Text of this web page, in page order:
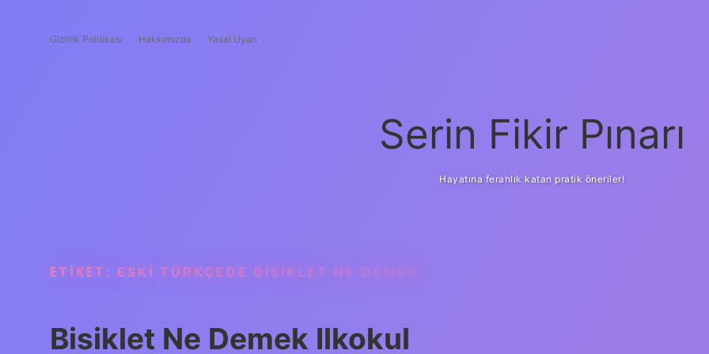
Gizlilik Politikası Hakkımızda Yasal Uyarı
Serin Fikir Pınarı
Hayatına ferahlık katan pratik öneriler!
ETIKET: ESKI TÜRKÇEDE BISIKLET NE DEMEK
Bisiklet Ne Demek Ilkokul